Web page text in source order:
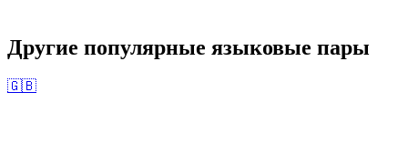
Другие популярные языковые пары
🇬🇧